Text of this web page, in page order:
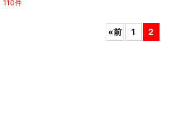
110件
«前 1 2